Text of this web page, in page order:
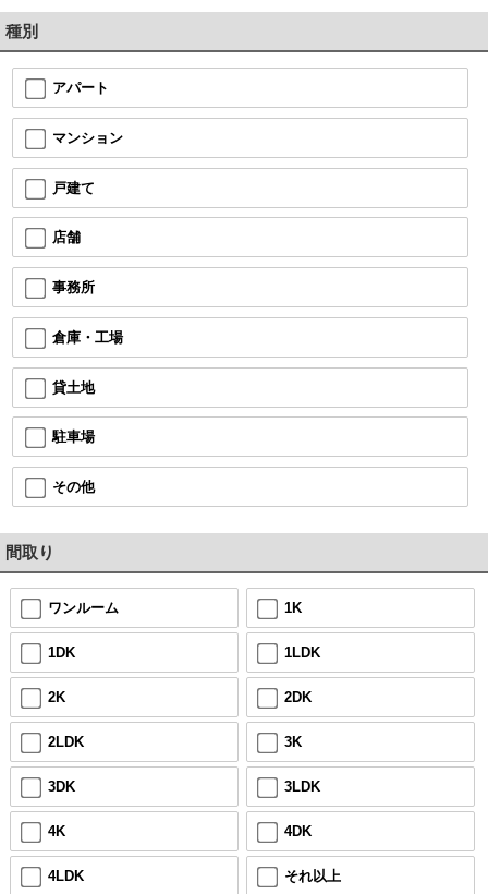
種別
アパート
マンション
戸建て
店舗
事務所
倉庫・工場
貸土地
駐車場
その他
間取り
ワンルーム 1K
1DK 1LDK
2K 2DK
2LDK 3K
3DK 3LDK
4K 4DK
4LDK それ以上